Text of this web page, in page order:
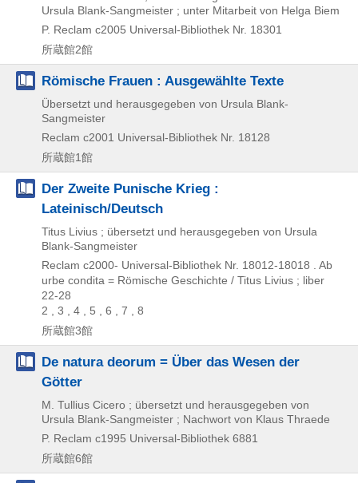
Ursula Blank-Sangmeister ; unter Mitarbeit von Helga Biem
P. Reclam c2005 Universal-Bibliothek Nr. 18301
所蔵館2館
Römische Frauen : Ausgewählte Texte
Übersetzt und herausgegeben von Ursula Blank-
Sangmeister
Reclam c2001 Universal-Bibliothek Nr. 18128
所蔵館1館
Der Zweite Punische Krieg :
Lateinisch/Deutsch
Titus Livius ; übersetzt und herausgegeben von Ursula
Blank-Sangmeister
Reclam c2000- Universal-Bibliothek Nr. 18012-18018 . Ab
urbe condita = Römische Geschichte / Titus Livius ; liber
22-28
2 , 3 , 4 , 5 , 6 , 7 , 8
所蔵館3館
De natura deorum = Über das Wesen der
Götter
M. Tullius Cicero ; übersetzt und herausgegeben von
Ursula Blank-Sangmeister ; Nachwort von Klaus Thraede
P. Reclam c1995 Universal-Bibliothek 6881
所蔵館6館